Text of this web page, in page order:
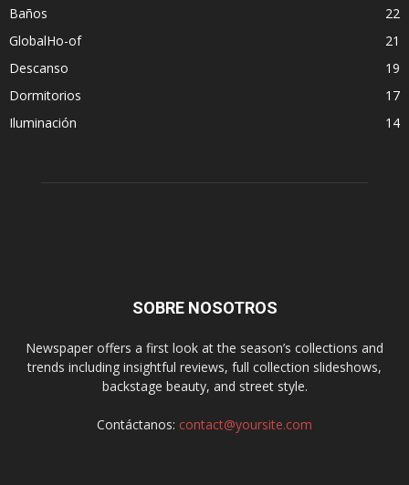
Baños
22
GlobalHo-of
21
Descanso
19
Dormitorios
17
Iluminación
14
SOBRE NOSOTROS
Newspaper offers a first look at the season’s collections and
trends including insightful reviews, full collection slideshows,
backstage beauty, and street style.
Contáctanos: contact@yoursite.com